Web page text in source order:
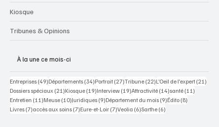
Kiosque
Tribunes & Opinions
À la une ce mois-ci
Entreprises (49)49 posts
Départements (34)34 posts
Portrait (27)27 posts
Tribune (22)22 posts
L’Oeil de l’expert (21)
Dossiers spéciaux (21)21 posts
Kiosque (19)19 posts
Interview (19)19 posts
Attractivité (14)14 posts
santé (11)
Entretien (11)11 posts
Meuse (10)10 posts
Juridiques (9)9 posts
Département du mois (9)9 posts
Édito (8)
Livres (7)7 posts
accès aux soins (7)7 posts
Eure-et-Loir (7)7 posts
Veolia (6)6 posts
Sarthe (6)